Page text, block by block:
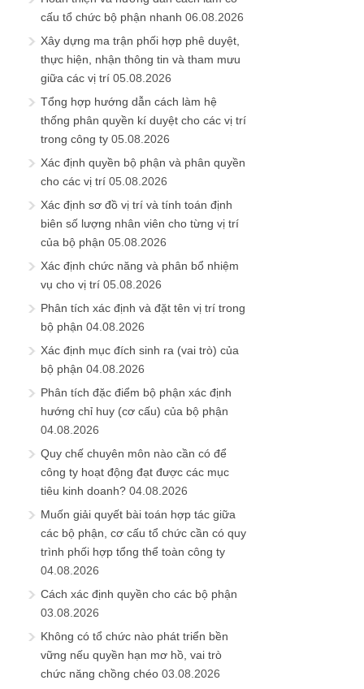
cấu tổ chức bộ phận nhanh 06.08.2026
Xây dựng ma trận phối hợp phê duyệt,
thực hiện, nhận thông tin và tham mưu
giữa các vị trí 05.08.2026
Tổng hợp hướng dẫn cách làm hệ
thống phân quyền kí duyệt cho các vị trí
trong công ty 05.08.2026
Xác định quyền bộ phận và phân quyền
cho các vị trí 05.08.2026
Xác định sơ đồ vị trí và tính toán định
biên số lượng nhân viên cho từng vị trí
của bộ phận 05.08.2026
Xác định chức năng và phân bổ nhiệm
vụ cho vị trí 05.08.2026
Phân tích xác định và đặt tên vị trí trong
bộ phận 04.08.2026
Xác định mục đích sinh ra (vai trò) của
bộ phận 04.08.2026
Phân tích đặc điểm bộ phận xác định
hướng chỉ huy (cơ cấu) của bộ phận
04.08.2026
Quy chế chuyên môn nào cần có để
công ty hoạt động đạt được các mục
tiêu kinh doanh? 04.08.2026
Muốn giải quyết bài toán hợp tác giữa
các bộ phận, cơ cấu tổ chức cần có quy
trình phối hợp tổng thể toàn công ty
04.08.2026
Cách xác định quyền cho các bộ phận
03.08.2026
Không có tổ chức nào phát triển bền
vững nếu quyền hạn mơ hồ, vai trò
chức năng chồng chéo 03.08.2026